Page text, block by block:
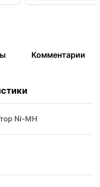
Комментарии
Ni-MH